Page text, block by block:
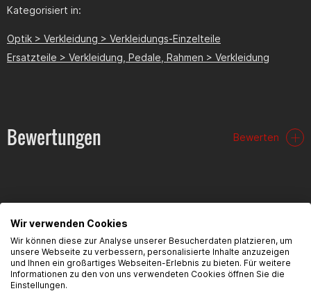
Kategorisiert in:
Optik > Verkleidung > Verkleidungs-Einzelteile
Ersatzteile > Verkleidung, Pedale, Rahmen > Verkleidung
Bewertungen Bewerten
FAQ
Hier findest du die häufigsten Fragen und die dazugehörigen
Antworten zu diesem Artikel.
Wir verwenden Cookies
Wir können diese zur Analyse unserer Besucherdaten platzieren, um
unsere Webseite zu verbessern, personalisierte Inhalte anzuzeigen
und Ihnen ein großartiges Webseiten-Erlebnis zu bieten. Für weitere
Informationen zu den von uns verwendeten Cookies öffnen Sie die
Einstellungen.